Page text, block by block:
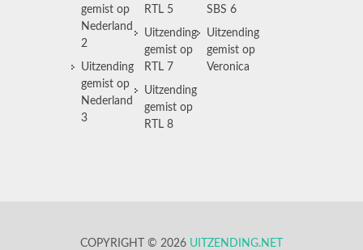
gemist op
Nederland
2
Uitzending
gemist op
Nederland
3
RTL 5
Uitzending
gemist op
RTL 7
Uitzending
gemist op
RTL 8
SBS 6
Uitzending
gemist op
Veronica
COPYRIGHT © 2026 UITZENDING.NET